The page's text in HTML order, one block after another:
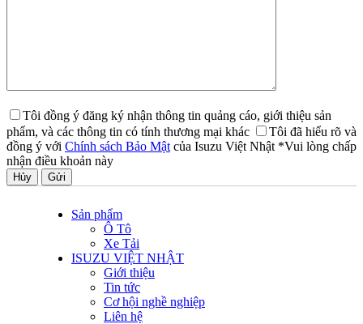
Tôi đồng ý đăng ký nhận thông tin quảng cáo, giới thiệu sản
phẩm, và các thông tin có tính thương mại khác
Tôi đã hiểu rõ và
đồng ý với Chính sách Bảo Mật của Isuzu Việt Nhật *Vui lòng chấp
nhận điều khoản này
Hủy
Sản phẩm
Ô Tô
Xe Tải
ISUZU VIỆT NHẬT
Giới thiệu
Tin tức
Cơ hội nghề nghiệp
Liên hệ